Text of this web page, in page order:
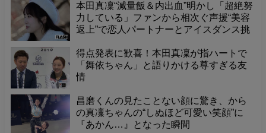
本田真凜“減量飯＆内出血”明かし「超絶努
力している」ファンから相次ぐ声援“美容
返上”で恋人パートナーとアイスダンス挑
得点発表に歓喜！本田真凜が指ハートで
「舞依ちゃん」と語りかける尊すぎる友
情
昌磨くんの見たことない顔に驚き、から
の真凜ちゃんの“しぬほど可愛い笑顔”に
『あかん…』となった瞬間